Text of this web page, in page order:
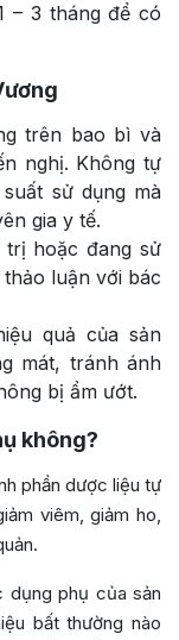
– 3 tháng để có
trên bao bì và
nghị. Không tự
sử dụng mà
gia y tế.
hoặc đang sử
luận với bác
quả của sản
mát, tránh ánh
bị ẩm ướt.
không?
phần dược liệu tự
viêm, giảm ho,
dụng phụ của sản
bất thường nào